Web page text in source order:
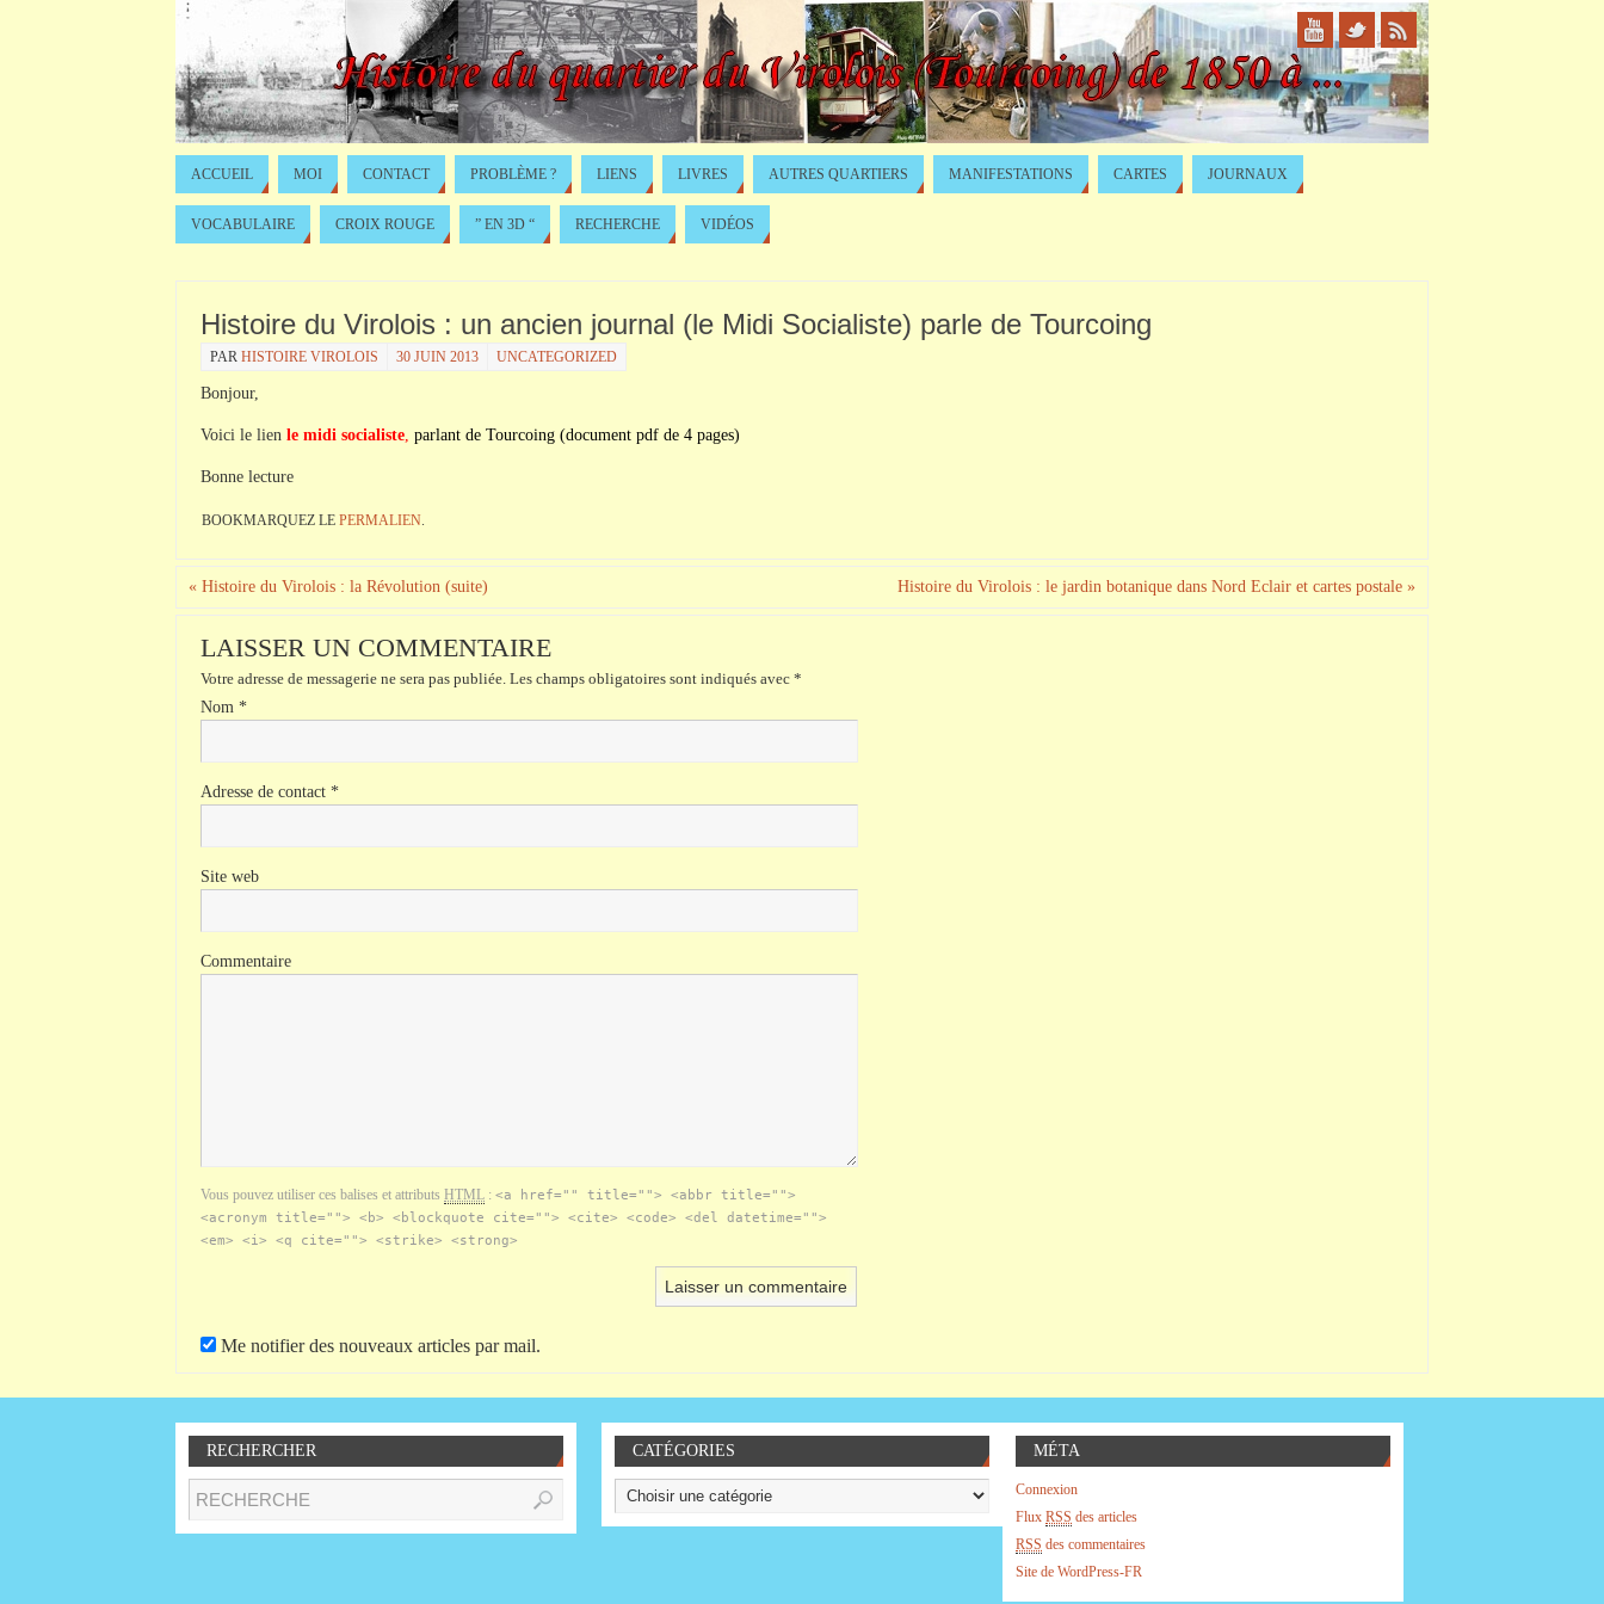
ACCUEIL MOI CONTACT PROBLÈME ? LIENS LIVRES AUTRES QUARTIERS MANIFESTATIONS CARTES JOURNAUX
VOCABULAIRE CROIX ROUGE ” EN 3D “ RECHERCHE VIDÉOS
Histoire du Virolois : un ancien journal (le Midi Socialiste) parle de Tourcoing
PAR HISTOIRE VIROLOIS 30 JUIN 2013 UNCATEGORIZED
Bonjour,
Voici le lien le midi socialiste, parlant de Tourcoing (document pdf de 4 pages)
Bonne lecture
BOOKMARQUEZ LE PERMALIEN.
« Histoire du Virolois : la Révolution (suite) Histoire du Virolois : le jardin botanique dans Nord Eclair et cartes postale »
LAISSER UN COMMENTAIRE
Votre adresse de messagerie ne sera pas publiée. Les champs obligatoires sont indiqués avec *
Nom *
Adresse de contact *
Site web
Commentaire
Vous pouvez utiliser ces balises et attributs HTML : <a href="" title=""> <abbr title="">
<acronym title=""> <b> <blockquote cite=""> <cite> <code> <del datetime="">
<em> <i> <q cite=""> <strike> <strong>
Me notifier des nouveaux articles par mail.
RECHERCHER CATÉGORIES MÉTA
Connexion
Flux RSS des articles
RSS des commentaires
Site de WordPress-FR